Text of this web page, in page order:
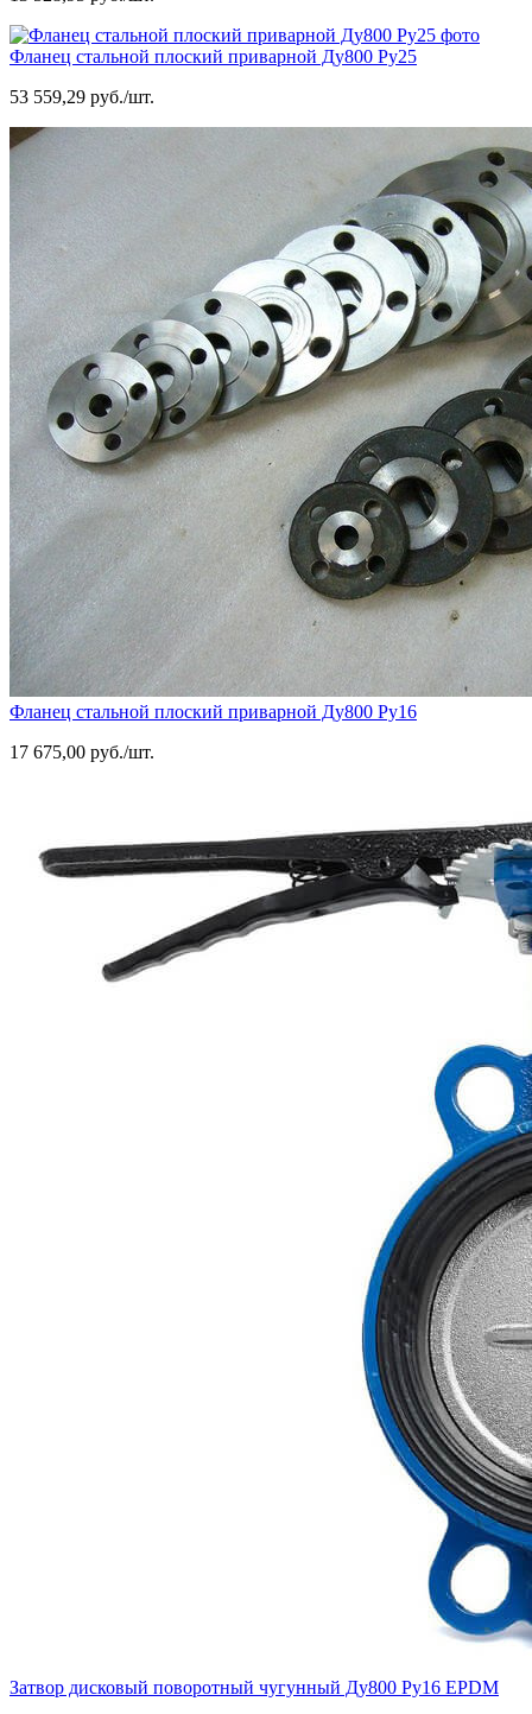
Фланец стальной плоский приварной Ду800 Ру25
53 559,29 руб./шт.
Фланец стальной плоский приварной Ду800 Ру16
17 675,00 руб./шт.
Затвор дисковый поворотный чугунный Ду800 Ру16 EPDM